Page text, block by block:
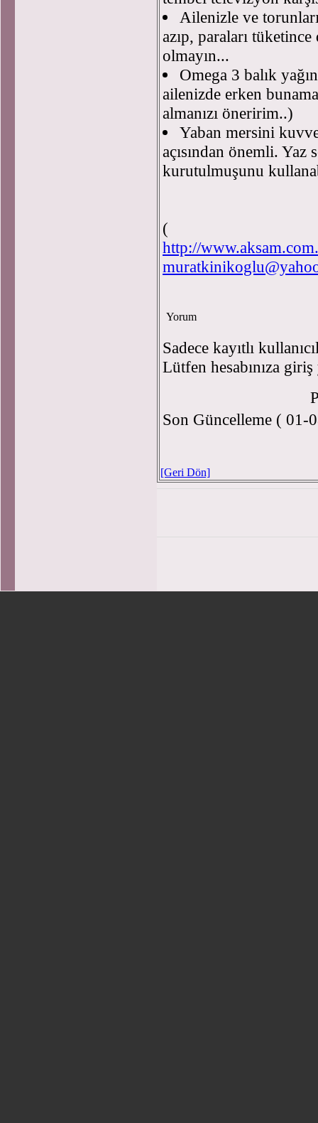
Ailenizle ve
azıp, paraları
olmayın...
Omega 3 balık
ailenizde erken
almanızı öneririm..)
Yaban mersini
açısından önemli.
kurutulmuşunu
(
http://
Yorum
Sadece kayıtlı
Lütfen hesabınıza
Son Güncelleme ( 01-
[Geri Dön]